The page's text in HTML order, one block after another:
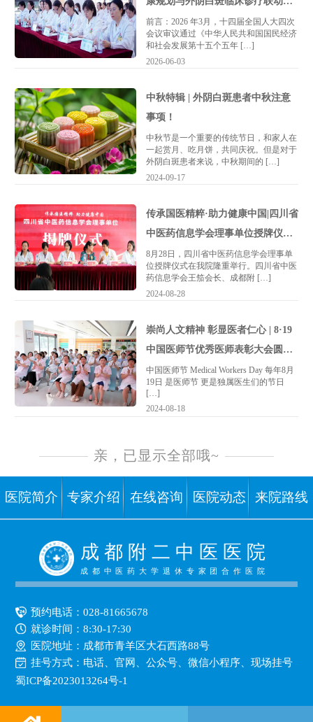
流会圆满落幕
前言：2026 年3月，十四届全国人大四次
会议审议通过《中华人民共和国国民经济
和社会发展第十五个五年 […]
2026-06-03
中秋特辑 | 外阴白斑患者中秋注意
事项！
中秋节是一个重要的传统节日，和家人在
一起赏月、吃月饼，共同庆祝。但是对于
外阴白斑患者来说，中秋期间的 […]
2024-09-17
传承国医精粹·助力健康中国|四川省
中医药信息学会理事单位授牌仪式
成功举办
8月28日，四川省中医药信息学会理事单
位授牌仪式在我院隆重举行。四川省中医
药信息学会王笳会长、成都附 […]
2024-08-28
崇尚人文精神 彰显医者仁心 | 8·19
中国医师节优秀医师表彰大会圆满
结束
中国医师节 Medical Workers Day 每年8月
19日 是医师节 更是独属医生们的节日
[…]
2024-08-18
亲，已显示全部哦~
医院简介 专家介绍 在线咨询 医院动态 来院路线
成 都 附 二 中 医 医 院
成都中医药大学退休专家团合作医院
预约电话：028-81665678
就诊时间：8:30-17:30
医院地址：成都市青羊区大石西路88号
挂号方式： 电话、官网、公众号、微信小程序、现场挂号
蜀ICP备2023013264号-1